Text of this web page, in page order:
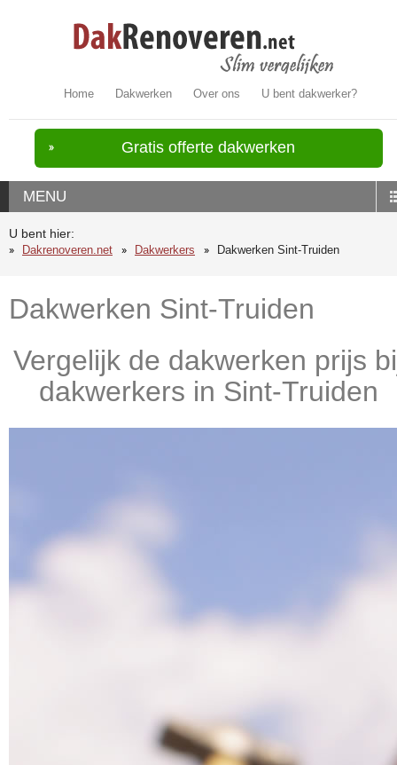
Home Dakwerken Over ons U bent dakwerker?
Gratis offerte dakwerken
MENU
U bent hier:
Dakrenoveren.net
Dakwerkers Dakwerken Sint-Truiden
Dakwerken Sint-Truiden
Vergelijk de dakwerken prijs
dakwerkers in Sint-Truiden